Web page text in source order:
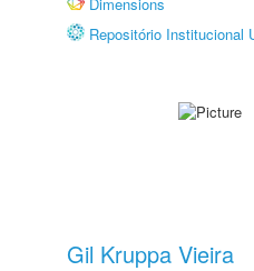
Repositório Institucional
Gil Kruppa Vieira